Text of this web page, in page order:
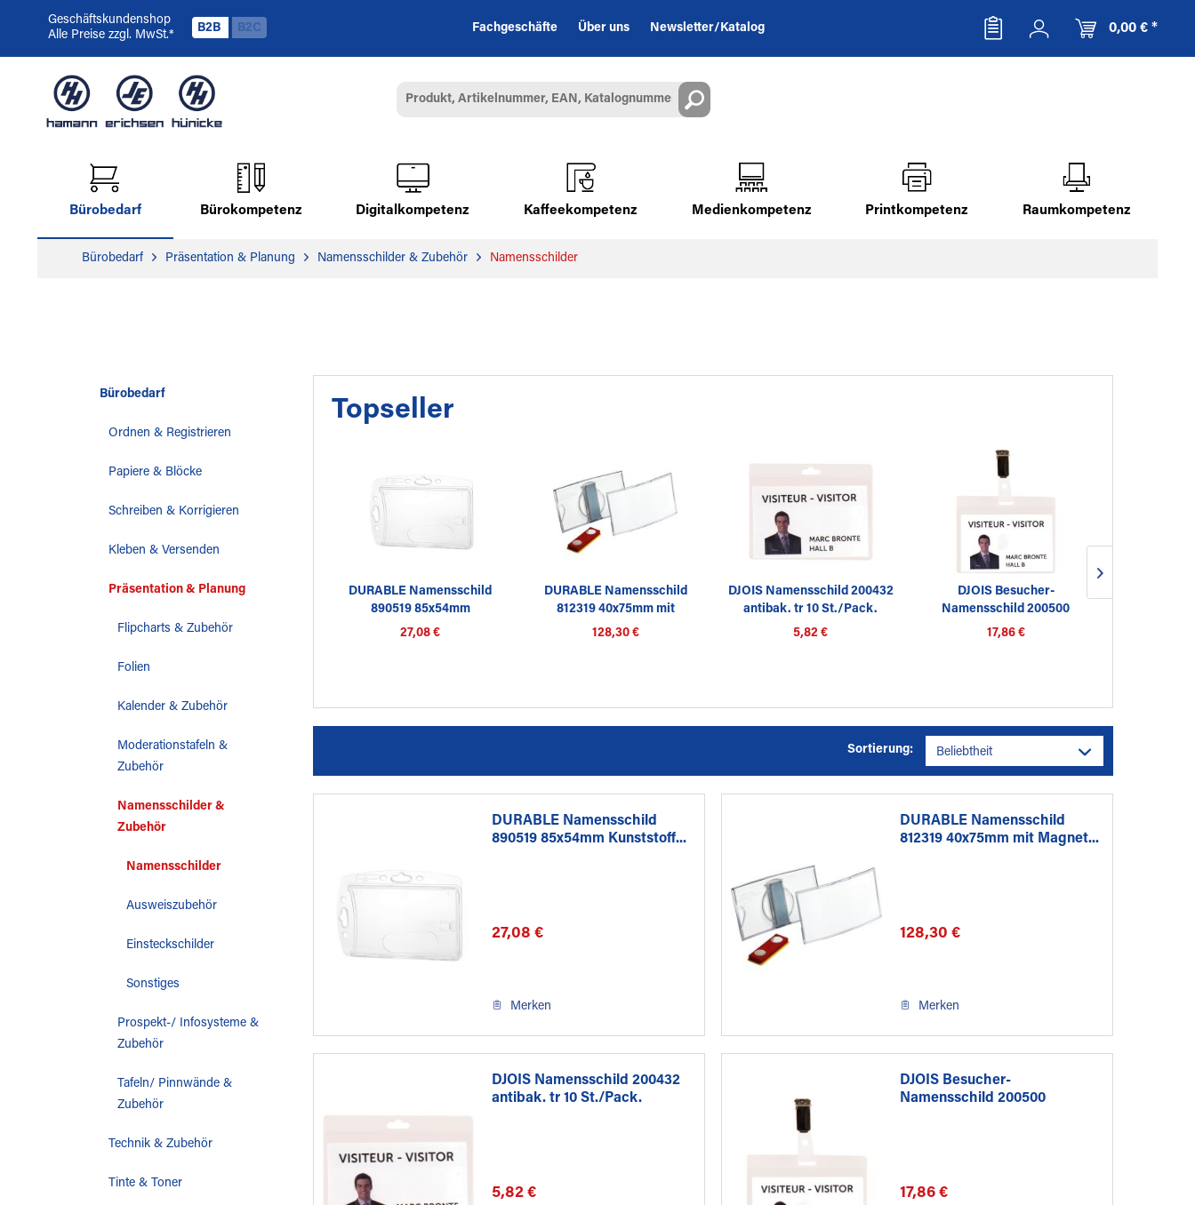
Geschäftskundenshop
Alle Preise zzgl. MwSt.*
B2B B2C Fachgeschäfte Über uns Newsletter/Katalog 0,00 € *
Bürobedarf Bürokompetenz Digitalkompetenz Kaffeekompetenz Medienkompetenz Printkompetenz Raumkompetenz
Bürobedarf Präsentation & Planung Namensschilder & Zubehör Namensschilder
Bürobedarf
Ordnen & Registrieren
Papiere & Blöcke
Schreiben & Korrigieren
Kleben & Versenden
Präsentation & Planung
Flipcharts & Zubehör
Folien
Kalender & Zubehör
Moderationstafeln &
Zubehör
Namensschilder &
Zubehör
Namensschilder
Ausweiszubehör
Einsteckschilder
Sonstiges
Prospekt-/ Infosysteme &
Zubehör
Tafeln/ Pinnwände &
Zubehör
Technik & Zubehör
Tinte & Toner
Topseller
DURABLE Namensschild
890519 85x54mm
Kunststoff...
27,08 €
DURABLE Namensschild
812319 40x75mm mit
Magnet...
128,30 €
DJOIS Namensschild 200432
antibak. tr 10 St./Pack.
5,82 €
DJOIS Besucher-
Namensschild 200500
82,5x103mm...
17,86 €
Sortierung:
DURABLE Namensschild
890519 85x54mm Kunststoff...
27,08 €
Merken
DURABLE Namensschild
812319 40x75mm mit Magnet...
128,30 €
Merken
DJOIS Namensschild 200432
antibak. tr 10 St./Pack.
5,82 €
DJOIS Besucher-
Namensschild 200500
17,86 €